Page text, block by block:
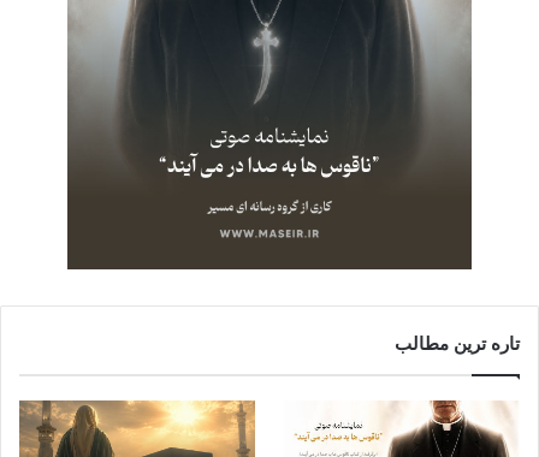
تاره ترین مطالب